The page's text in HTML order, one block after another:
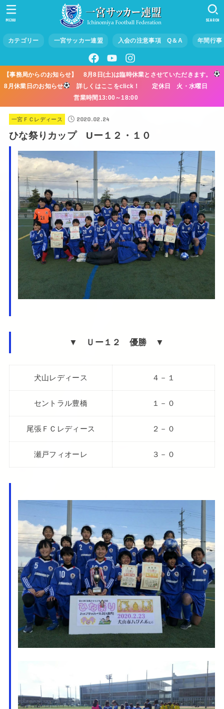
カテゴリー 一宮サッカー連盟 入会の注意事項 Q＆A 年間行事
SEARCH
MENU
【事務局からのお知らせ】 8月8日(土)は臨時休業とさせていただきます。
8月休業日のお知らせ
詳しくはここをclick！ 定休日 火・水曜日
営業時間13:00～18:00
一宮ＦＣレディース 2020.02.24
ひな祭りカップ Uー１２・１０
▼ Ｕー１２ 優勝 ▼
犬山レディース ４－１
セントラル豊橋 １－０
尾張ＦＣレディース ２－０
瀬戸フィオーレ ３－０